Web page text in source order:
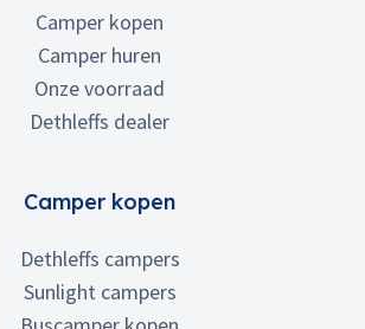
Camper kopen
Camper huren
Onze voorraad
Dethleffs dealer
Camper kopen
Dethleffs campers
Sunlight campers